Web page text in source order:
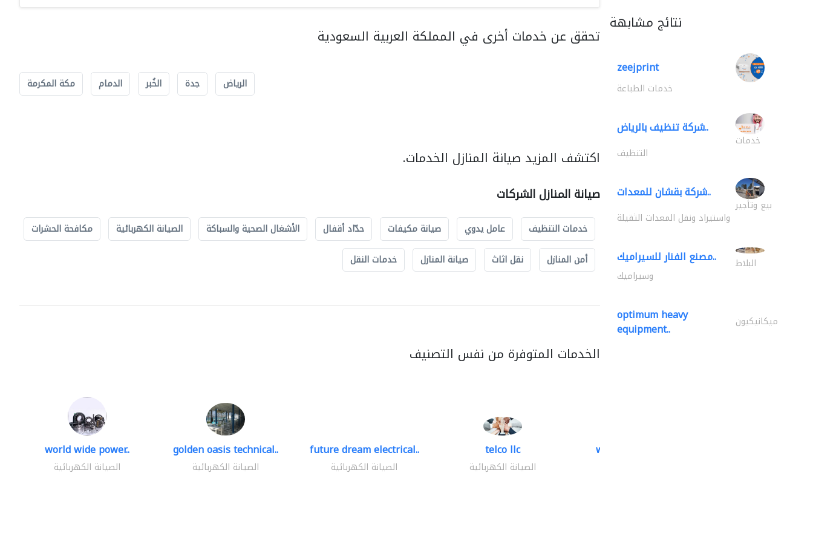
تحقق عن خدمات أخرى في المملكة العربية السعودية
الرياض جدة الخُبر الدمام مكة المكرمة
اكتشف المزيد صيانة المنازل الخدمات.
صيانة المنازل الشركات
خدمات التنظيف عامل يدوي صيانة مكيفات حدّاد أقفال الأشغال الصحية والسباكة الصيانة الكهربائية
مكافحة الحشرات
أمن المنازل
نقل اثاث صيانة المنازل خدمات النقل
الخدمات المتوفرة من نفس التصنيف
world wide power..
الصيانة الكهربائية
golden oasis technical..
الصيانة الكهربائية
future dream electrical..
الصيانة الكهربائية
telco llc
الصيانة الكهربائية
white arch general..
نتائج مشابهة
zeejprint
خدمات الطباعة
شركة تنظيف بالرياض..
خدمات
التنظيف
شركة بقشان للمعدات..
بيع وتأجير
واستيراد ونقل المعدات الثقيلة
مصنع الفنار للسيراميك.. البلاط
وسيراميك
optimum heavy
equipment.. ميكانيكيون